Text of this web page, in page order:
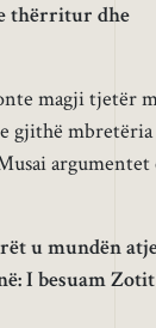
thërritur dhe
magji tjetër
gjithë mbretëria
argumentet
u mundën
I besuam Zotit